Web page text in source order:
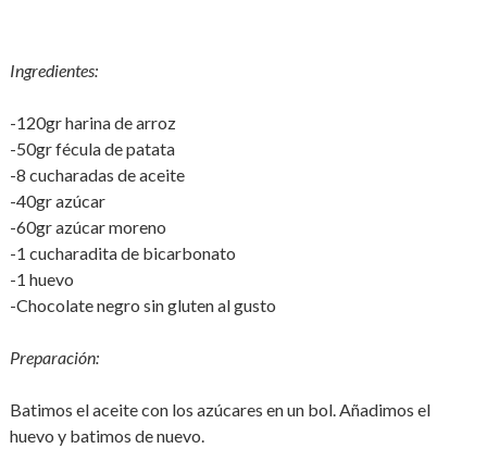
Ingredientes:
-120gr harina de arroz
-50gr fécula de patata
-8 cucharadas de aceite
-40gr azúcar
-60gr azúcar moreno
-1 cucharadita de bicarbonato
-1 huevo
-Chocolate negro sin gluten al gusto
Preparación:
Batimos el aceite con los azúcares en un bol. Añadimos el
huevo y batimos de nuevo.